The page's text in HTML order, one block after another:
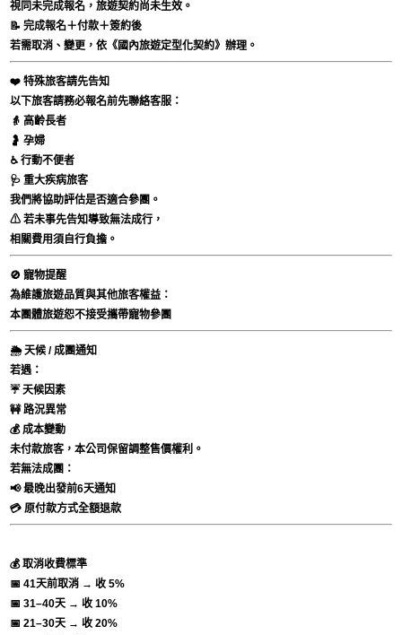
視同未完成報名，旅遊契約尚未生效。
📝 完成報名＋付款＋簽約後
若需取消、變更，依《國內旅遊定型化契約》辦理。
❤️ 特殊旅客請先告知
以下旅客請務必報名前先聯絡客服：
👵 高齡長者
🤰 孕婦
♿ 行動不便者
🩺 重大疾病旅客
我們將協助評估是否適合參團。
⚠ 若未事先告知導致無法成行，
相關費用須自行負擔。
🚫 寵物提醒
為維護旅遊品質與其他旅客權益：
本團體旅遊恕不接受攜帶寵物參團
🌦 天候 / 成團通知
若遇：
☔ 天候因素
🚧 路況異常
💰 成本變動
未付款旅客，本公司保留調整售價權利。
若無法成團：
📢 最晚出發前6天通知
💳 原付款方式全額退款
💰 取消收費標準
📅 41天前取消 → 收 5%
📅 31–40天 → 收 10%
📅 21–30天 → 收 20%